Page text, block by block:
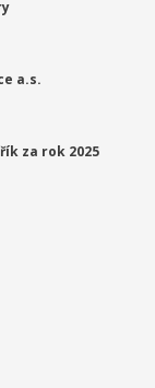
a.s.
za rok 2025